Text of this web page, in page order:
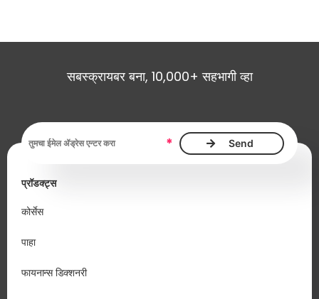
सबस्क्रायबर बना, 10,000+ सहभागी व्हा
ईमेल ॲड्रेस, आवश्यक *
प्रॉडक्ट्स
कोर्सेस
पाहा
फायनान्स डिक्शनरी